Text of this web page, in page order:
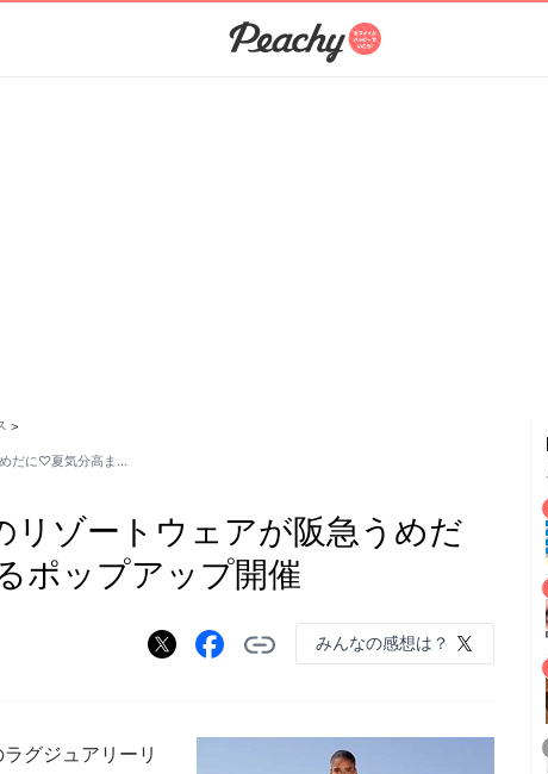
>
めだに♡夏気分高ま…
リゾートウェアが阪急うめだ
ポップアップ開催
みんなの感想は？
グジュアリーリ